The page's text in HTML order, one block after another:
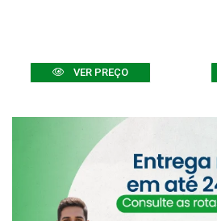
VER PREÇO